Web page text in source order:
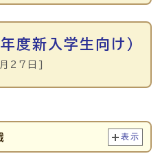
度新入学生向け）
27日]
表示